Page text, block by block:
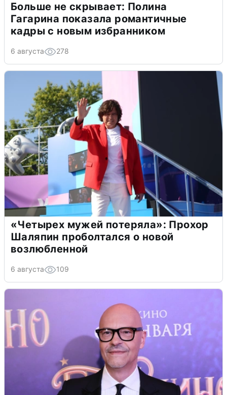
Больше не скрывает: Полина
Гагарина показала романтичные
кадры с новым избранником
6 августа 278
«Четырех мужей потеряла»: Прохор
Шаляпин проболтался о новой
возлюбленной
6 августа 109